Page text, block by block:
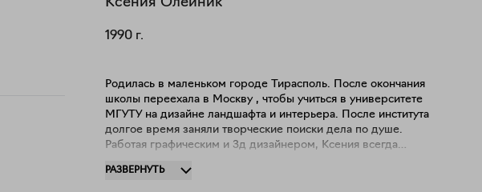
1990 г.
Родилась в маленьком городе Тирасполь. После окончания
школы переехала в Москву , чтобы учиться в университете
МГУТУ на дизайне ландшафта и интерьера. После института
долгое время заняли творческие поиски дела по душе.
Работая графическим и 3д дизайнером, Ксения всегда
Поиск привёл ее к выработке собственного стиля авторской
РАЗВЕРНУТЬ